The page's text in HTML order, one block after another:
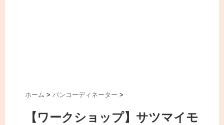
ホーム > パンコーディネーター >
【ワークショップ】サツマイモ